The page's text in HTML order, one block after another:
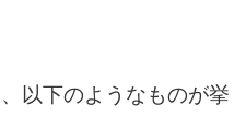
以下のようなものが挙